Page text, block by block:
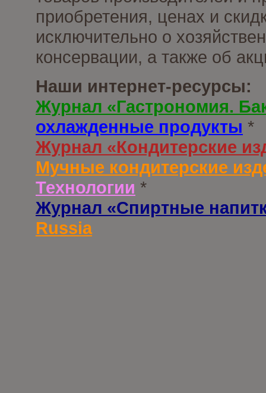
приобретения, ценах и
исключительно о
консервации, а также об
Наши интернет-ресурсы:
Журнал «Гастрономия.
охлажденные продукты *
Журнал «Кондитерские
Мучные кондитерские
Технологии *
Журнал «Спиртные
Russia